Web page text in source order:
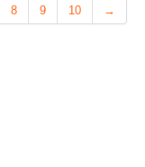
8 9 10 →